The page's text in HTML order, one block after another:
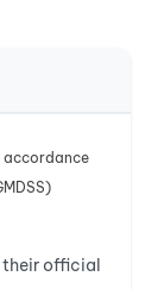
accordance
their official